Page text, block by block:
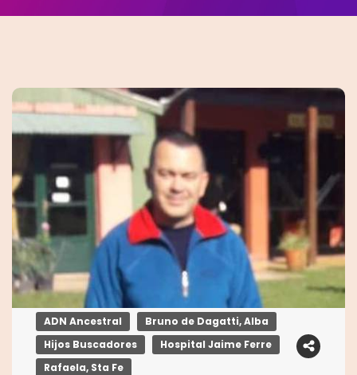
ADN Ancestral
Bruno de Dagatti, Alba
Hijos Buscadores
Hospital Jaime Ferre
Rafaela, Sta Fe